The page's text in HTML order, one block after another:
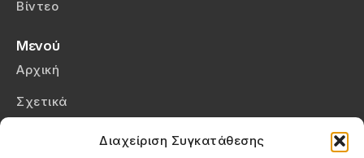
Διαχείριση Συγκατάθεσης
Βίντεο
Μενού
Αρχική
Σχετικά